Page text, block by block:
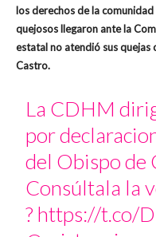
los derechos de la
quejosos llegaron ante la
estatal no atendió sus
Castro.
La CDHM
por
del Obispo de
Consúltala la
? https://t.co/